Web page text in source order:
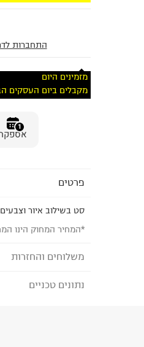
התחברות
מזמינים היום
מקבלים ביום העסקים
1
פרטים
סט בשילוב איור
*המחיר המחוק הינו
משלוחים והחזרות
לבחירת בשיטת
נתונים טכניים